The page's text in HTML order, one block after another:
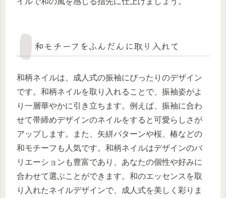
和モチーフをふんだんに取り入れて
和柄ネイルは、成人式の振袖にぴったりのデザイン
です。和柄ネイルを取り入れることで、振袖姿がよ
り一層華やかに引き立ちます。例えば、振袖に合わ
せて帯締めデザインのネイルをすると可愛らしさが
アップします。また、矢絣パターンや桜、椿などの
和モチーフも人気です。和柄ネイルはデザインのバ
リエーションも豊富であり、あなたの個性や好みに
合わせて選ぶことができます。和のエッセンスを取
り入れたネイルデザインで、成人式を美しく彩りま